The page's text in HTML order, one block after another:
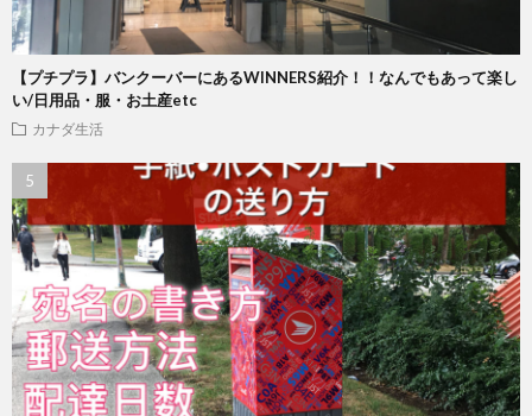
【プチプラ】バンクーバーにあるWINNERS紹介！！なんでもあって楽し
い/日用品・服・お土産etc
カナダ生活